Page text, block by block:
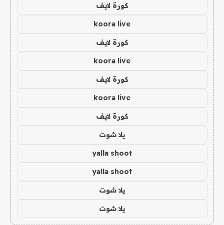
كورة لايف
koora live
كورة لايف
koora live
كورة لايف
koora live
كورة لايف
يلا شوت
yalla shoot
yalla shoot
يلا شوت
يلا شوت